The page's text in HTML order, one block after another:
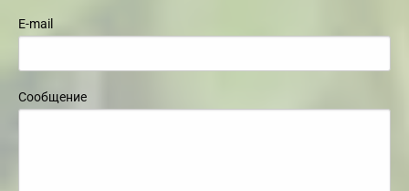
E-mail
Сообщение